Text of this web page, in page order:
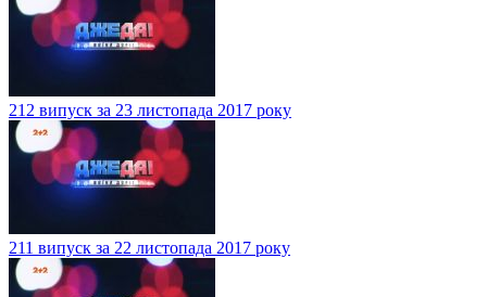
212 випуск за 23 листопада 2017 року
211 випуск за 22 листопада 2017 року